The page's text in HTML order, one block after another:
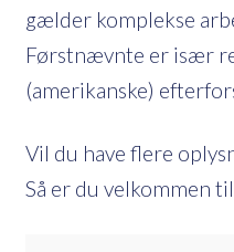
gælder komplekse
Førstnævnte er især
(amerikanske)
Vil du have flere
Så er du velkommen